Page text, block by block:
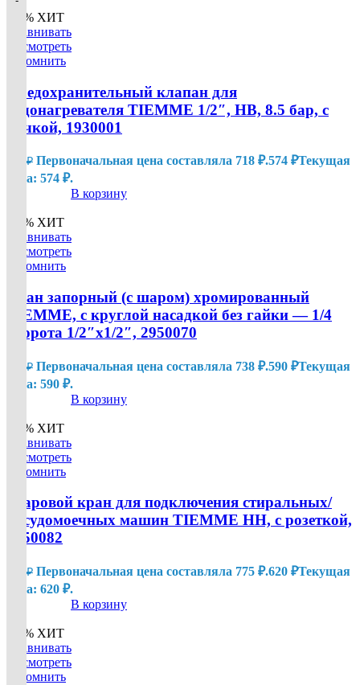
-20% ХИТ
Сравнивать
Посмотреть
Запомнить
Предохранительный клапан для
водонагревателя TIEMME 1/2″, НВ, 8.5 бар, с
ручкой, 1930001
₽ Первоначальная цена составляла 718 ₽.574 ₽Текущая
цена: 574 ₽.
В корзину
-20% ХИТ
Сравнивать
Посмотреть
Запомнить
Кран запорный (с шаром) хромированный
TIEMME, с круглой насадкой без гайки — 1/4
оборота 1/2″х1/2″, 2950070
₽ Первоначальная цена составляла 738 ₽.590 ₽Текущая
цена: 590 ₽.
В корзину
-20% ХИТ
Сравнивать
Посмотреть
Запомнить
Шаровой кран для подключения стиральных/
посудомоечных машин TIEMME НН, с розеткой,
2950082
₽ Первоначальная цена составляла 775 ₽.620 ₽Текущая
цена: 620 ₽.
В корзину
-20% ХИТ
Сравнивать
Посмотреть
Запомнить